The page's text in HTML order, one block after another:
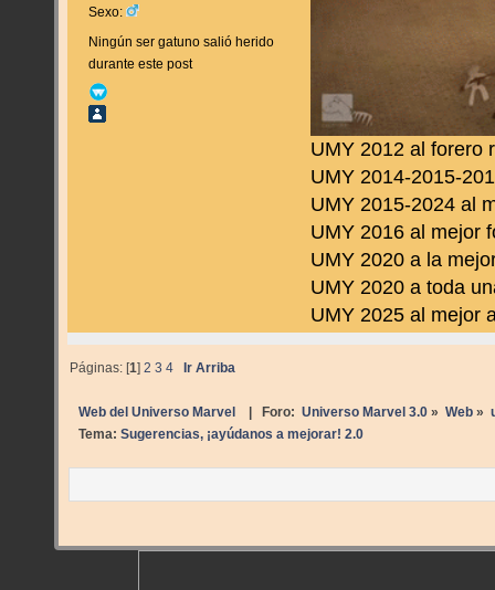
Sexo:
Ningún ser gatuno salió herido
durante este post
UMY 2012 al forero
UMY 2014-2015-
UMY 2015-2024 al
UMY 2016 al mejor
UMY 2020 a la
UMY 2020 a toda
UMY 2025 al mejor
Páginas: [1]2 3 4 Ir Arriba
Web del Universo Marvel | Foro: Universo Marvel 3.0» Web»
Tema: Sugerencias, ¡ayúdanos a mejorar! 2.0